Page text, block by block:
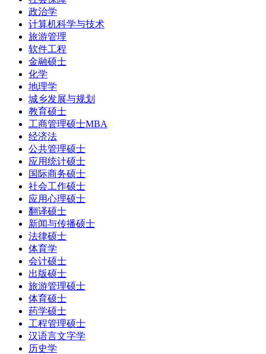
政治学
计算机科学与技术
旅游管理
软件工程
金融硕士
化学
地理学
城乡发展与规划
教育硕士
工商管理硕士MBA
经济法
公共管理硕士
应用统计硕士
国际商务硕士
社会工作硕士
应用心理硕士
翻译硕士
新闻与传播硕士
法律硕士
体育学
会计硕士
出版硕士
旅游管理硕士
体育硕士
药学硕士
工程管理硕士
汉语言文字学
历史学